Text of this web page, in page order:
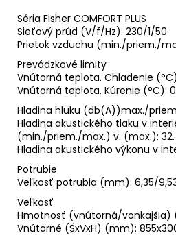
Séria Fisher COMFORT PLUS
Sieťový prúd (V/f/Hz): 230/1/50
Prietok vzduchu (min./priem./
Prevádzkové limity
Vnútorná teplota. Chladenie
Vnútorná teplota. Kúrenie (°C):
Hladina hluku (db(A))max./
Hladina akustického tlaku v
(min./priem./max.) v. (max.): 32.
Hladina akustického výkonu v
Potrubie
Veľkosť potrubia (mm): 6,35/
Veľkosť
Hmotnosť (vnútorná/vonkajšia)
Vnútorné (ŠxVxH) (mm):